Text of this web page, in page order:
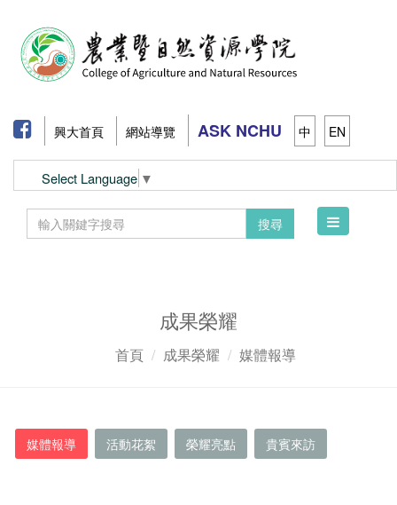
興大首頁 網站導覽 ASK NCHU 中 EN
Select Language ▼
搜尋
Toggle
成果榮耀
首頁 成果榮耀 媒體報導
媒體報導 活動花絮 榮耀亮點 貴賓來訪